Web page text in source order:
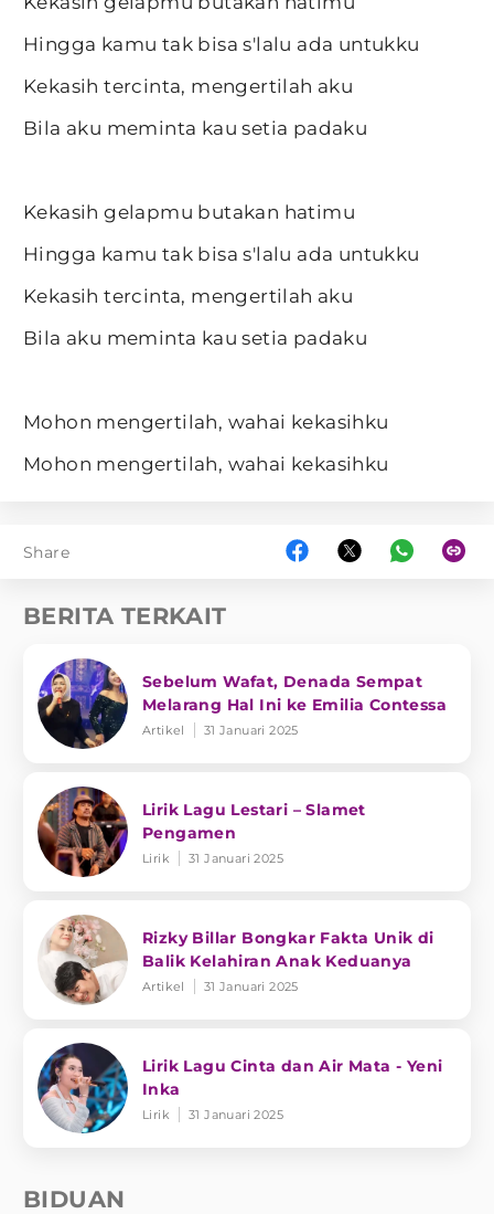
Hingga kamu tak bisa s'lalu ada untukku
Kekasih tercinta, mengertilah aku
Bila aku meminta kau setia padaku
Kekasih gelapmu butakan hatimu
Hingga kamu tak bisa s'lalu ada untukku
Kekasih tercinta, mengertilah aku
Bila aku meminta kau setia padaku
Mohon mengertilah, wahai kekasihku
Mohon mengertilah, wahai kekasihku
Share
BERITA TERKAIT
Sebelum Wafat, Denada Sempat
Melarang Hal Ini ke Emilia Contessa
Artikel 31 Januari 2025
Lirik Lagu Lestari – Slamet
Pengamen
Lirik 31 Januari 2025
Rizky Billar Bongkar Fakta Unik di
Balik Kelahiran Anak Keduanya
Artikel 31 Januari 2025
Lirik Lagu Cinta dan Air Mata - Yeni
Inka
Lirik 31 Januari 2025
BIDUAN